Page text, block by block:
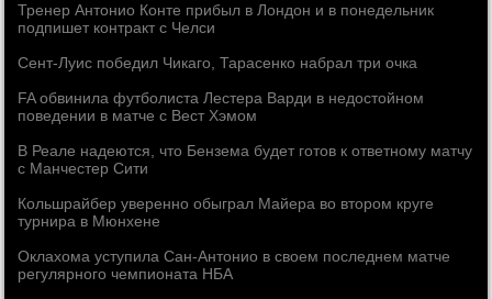
Тренер Антонио Конте прибыл в Лондон и в понедельник
подпишет контракт с Челси
Сент-Луис победил Чикаго, Тарасенко набрал три очка
FA обвинила футболиста Лестера Варди в недостойном
поведении в матче с Вест Хэмом
В Реале надеются, что Бензема будет готов к ответному матчу
с Манчестер Сити
Кольшрайбер уверенно обыграл Майера во втором круге
турнира в Мюнхене
Оклахома уступила Сан-Антонио в своем последнем матче
регулярного чемпионата НБА